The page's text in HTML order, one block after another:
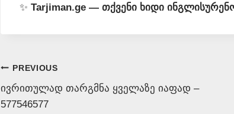
✨ Tarjiman.ge — თქვენი ხიდი
Post
navigation
PREVIOUS
ივრითულად თარგმნა ყველაზე იაფად –
577546577